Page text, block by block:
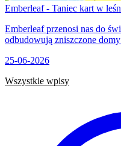
Emberleaf - Taniec kart w
Emberleaf przenosi nas do
odbudowują zniszczone
25-06-2026
Wszystkie wpisy